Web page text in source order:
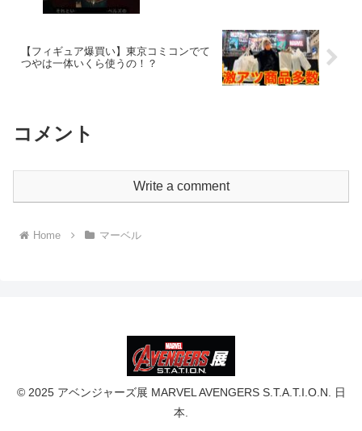
【フィギュア爆買い】東京コミコンでて
つやは一体いくら使うの！？
コメント
Write a comment
Home マーベル
© 2025 アベンジャーズ展 MARVEL AVENGERS S.T.A.T.I.O.N. 日
本.